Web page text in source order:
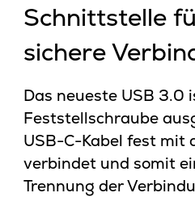
Schnittstelle
sichere
Das neueste USB 3.0
Feststellschraube
USB-C-Kabel fest mit
verbindet und somit
Trennung der